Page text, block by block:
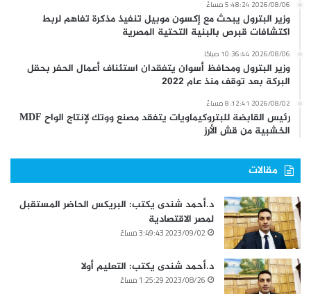
2026/08/06 5:48:24 مساءً
وزير البترول يبحث مع إكسون موبيل تنفيذ مذكرة تفاهم لربط
اكتشافات قبرص بالبنية التحتية المصرية
2026/08/06 10:36:44 صباحًا
وزير البترول ومحافظ أسوان يتفقدان استئناف أعمال الحفر بحقل
البركة بعد توقف منذ عام 2022
2026/08/02 8:12:41 مساءً
رئيس القابضة للبتروكيماويات يتفقد مصنع ووتك لإنتاج الواح MDF
الخشبية من قش الأرز
مقالات
د.أحمد شندى يكتب: البريكس الحاضر المستقبل
لمصر الاقتصادية
2023/09/02 3:49:43 مساءً
د.أحمد شندى يكتب: التعليم أولا
2023/08/26 1:25:29 مساءً